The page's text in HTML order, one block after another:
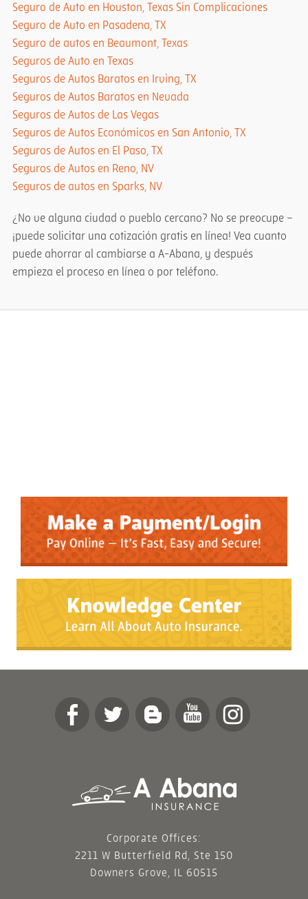
Seguro de Auto en Houston, Texas Sin Complicaciones
Seguro de Auto en Pasadena, TX
Seguro de autos en Beaumont, Texas
Seguros de Auto en Texas
Seguros de Autos Baratos en Irving, TX
Seguros de Autos Baratos en Nevada
Seguros de Autos de Las Vegas
Seguros de Autos Económicos en San Antonio, TX
Seguros de Autos en El Paso, TX
Seguros de Autos en Reno, NV
Seguros de autos en Sparks, NV
¿No ve alguna ciudad o pueblo cercano? No se preocupe –
¡puede solicitar una cotización gratis en línea! Vea cuanto
puede ahorrar al cambiarse a A-Abana, y después
empieza el proceso en línea o por teléfono.
Corporate Offices:
2211 W Butterfield Rd, Ste 150
Downers Grove, IL 60515